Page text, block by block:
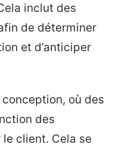
inclut des
de déterminer
et d’anticiper
où des
des
client. Cela se